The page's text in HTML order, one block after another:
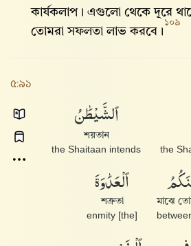
কার্যকলাপ। এগুলো থেকে দূরে
তোমরা সফলতা লাভ করবে।
১০৯
৫:৯১
the
ٱلشَّيْطَٰنُ
শয়তান
the Shaitaan intends
মাঝে
ٱلْعَدَٰوَةَ
শত্রুতা
[the] enmity